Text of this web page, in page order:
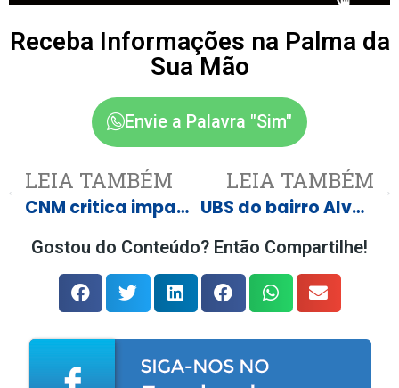
Receba Informações na Palma da
Sua Mão
Envie a Palavra "Sim"
LEIA TAMBÉM
CNM critica impacto de R$8 bi com piso do magistério ampliado por Lula
LEIA TAMBÉM
UBS do bairro Alvorada terá o nome do ex-prefeito Dr. Antônio Carlos Ribeiro
Gostou do Conteúdo? Então Compartilhe!